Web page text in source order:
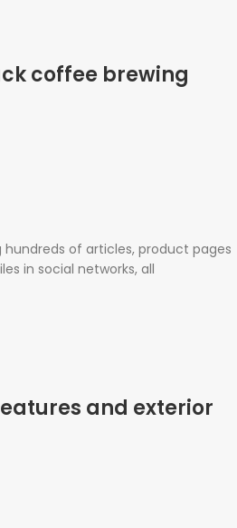
coffee brewing
hundreds of articles, product pages
in social networks, all
and exterior